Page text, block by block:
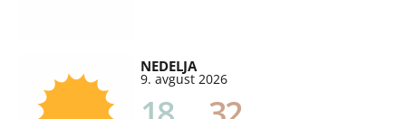
NEDELJA
9. avgust 2026